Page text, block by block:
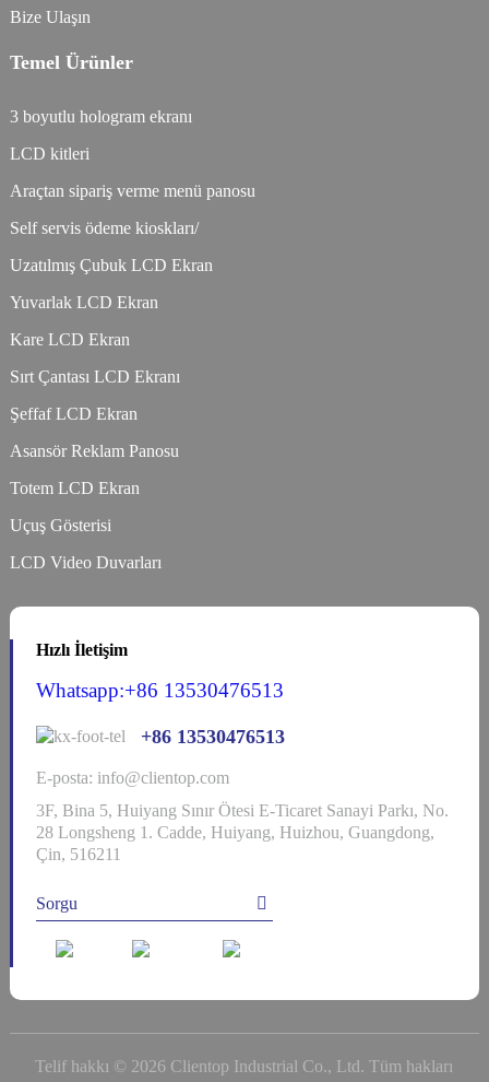
Bize Ulaşın
Temel Ürünler
3 boyutlu hologram ekranı
LCD kitleri
Araçtan sipariş verme menü panosu
Self servis ödeme kioskları/
Uzatılmış Çubuk LCD Ekran
Yuvarlak LCD Ekran
Kare LCD Ekran
Sırt Çantası LCD Ekranı
Şeffaf LCD Ekran
Asansör Reklam Panosu
Totem LCD Ekran
Uçuş Gösterisi
LCD Video Duvarları
Hızlı İletişim
Whatsapp:+86 13530476513
+86 13530476513
E-posta: info@clientop.com
3F, Bina 5, Huiyang Sınır Ötesi E-Ticaret Sanayi Parkı, No.
28 Longsheng 1. Cadde, Huiyang, Huizhou, Guangdong,
Çin, 516211
Sorgu
Telif hakkı © 2026 Clientop Industrial Co., Ltd. Tüm hakları